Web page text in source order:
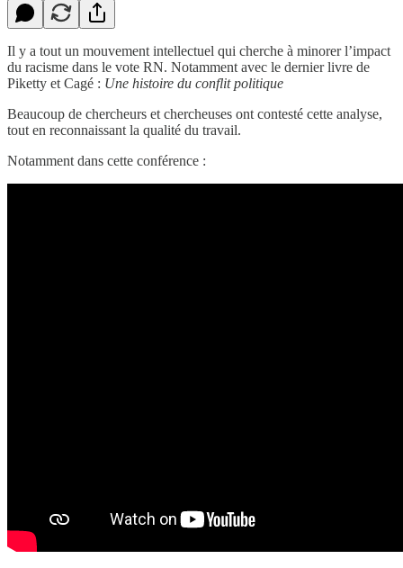
Il y a tout un mouvement intellectuel qui cherche à minorer l’impact
du racisme dans le vote RN. Notamment avec le dernier livre de
Piketty et Cagé : Une histoire du conflit politique
Beaucoup de chercheurs et chercheuses ont contesté cette analyse,
tout en reconnaissant la qualité du travail.
Notamment dans cette conférence :